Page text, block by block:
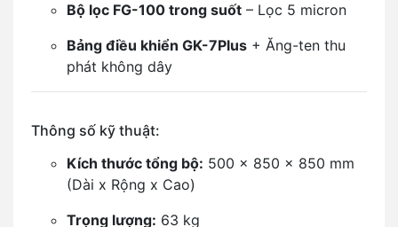
Bộ lọc FG-100 trong suốt – Lọc 5 micron
Bảng điều khiển GK-7Plus + Ăng-ten thu
phát không dây
Thông số kỹ thuật:
Kích thước tổng bộ: 500 x 850 x 850 mm
(Dài x Rộng x Cao)
Trọng lượng: 63 kg